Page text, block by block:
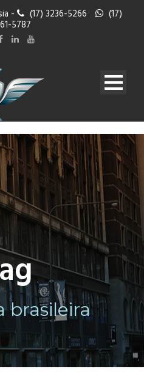
- (17) 3236-5266 (17)
5787
brasileira